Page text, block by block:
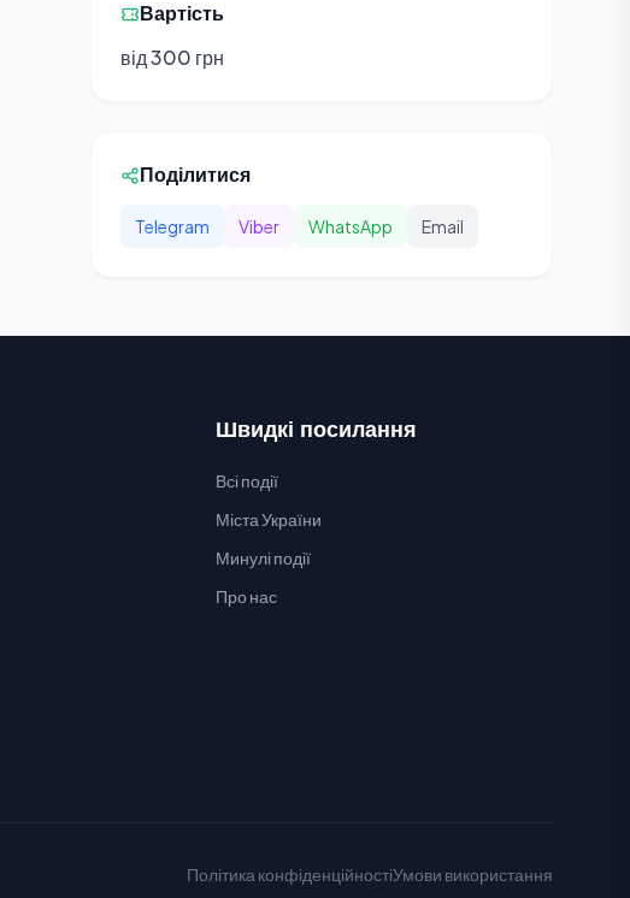
Вартість
від 300 грн
Поділитися
Telegram Viber WhatsApp Email
Швидкі посилання
Всі події
Міста України
Минулі події
Про нас
Політика конфіденційностіУмови використання